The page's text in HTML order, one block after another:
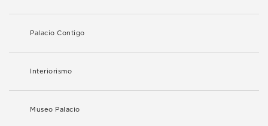
Palacio Contigo
Interiorismo
Museo Palacio